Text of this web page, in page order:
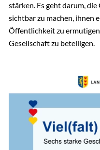
stärken. Es geht darum,
sichtbar zu machen, ihnen
Öffentlichkeit zu
Gesellschaft zu beteiligen.